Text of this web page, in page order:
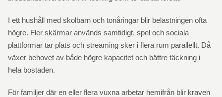
I ett hushåll med skolbarn och tonåringar blir belastningen ofta
högre. Fler skärmar används samtidigt, spel och sociala
plattformar tar plats och streaming sker i flera rum parallellt. Då
växer behovet av både högre kapacitet och bättre täckning i
hela bostaden.
För familjer där en eller flera vuxna arbetar hemifrån blir kraven